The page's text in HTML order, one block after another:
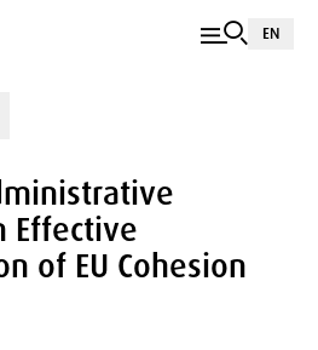
EN
Effective
of EU Cohesion